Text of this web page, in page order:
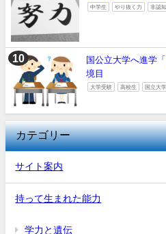
中学生 やり抜く力 非認
国公立大学へ進学
境目
大学受験 高校生 国立大学
カテゴリー
サイト案内
持って生まれた能力
学力と遺伝